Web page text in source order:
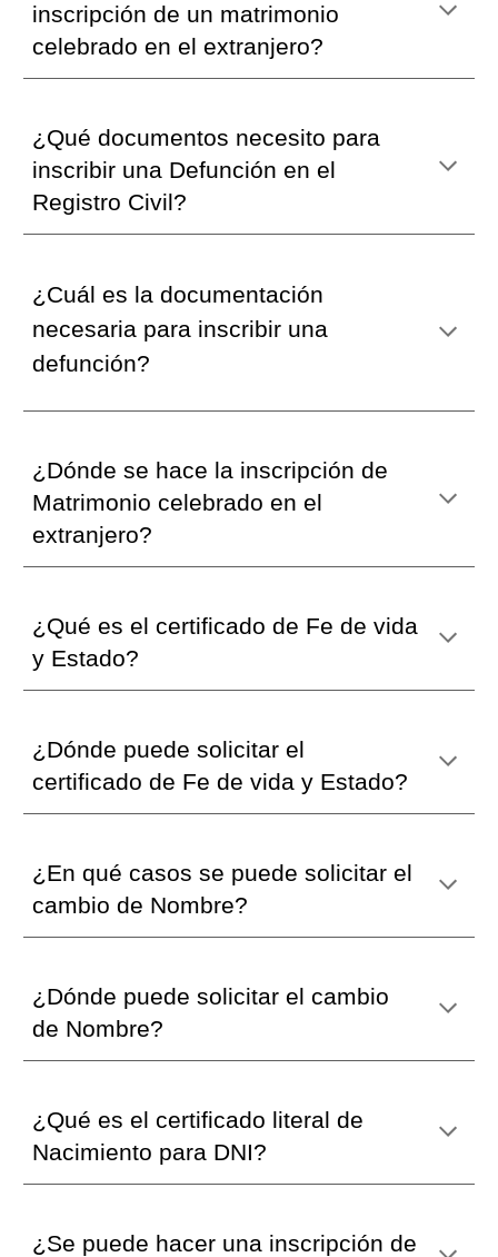
inscripción de un matrimonio
celebrado en el extranjero?
¿Qué documentos necesito para
inscribir una Defunción en el
Registro Civil?
¿Cuál es la documentación
necesaria para inscribir una
defunción?
¿Dónde se hace la inscripción de
Matrimonio celebrado en el
extranjero?
¿Qué es el certificado de Fe de vida
y Estado?
¿Dónde puede solicitar el
certificado de Fe de vida y Estado?
¿En qué casos se puede solicitar el
cambio de Nombre?
¿Dónde puede solicitar el cambio
de Nombre?
¿Qué es el certificado literal de
Nacimiento para DNI?
¿Se puede hacer una inscripción de